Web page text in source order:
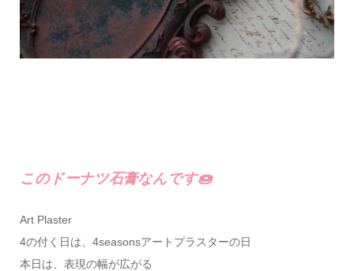
このドーナツ石膏なんです🍩
Art Plaster
4の付く日は、4seasonsアートプラスターの日
本日は、表現の幅が広がる